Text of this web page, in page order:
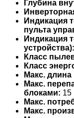
Глубина
Индикация
пульта
Индикация
устройства):
Класс
Класс
Макс.
Макс.
блоками: 15
Макс.
Макс.